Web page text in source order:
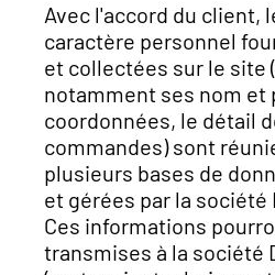
Avec l'accord du client,
caractère personnel
et collectées sur le site
notamment ses nom et
coordonnées, le détail
commandes) sont
plusieurs bases de
et gérées par la société
Ces informations
transmises à la société